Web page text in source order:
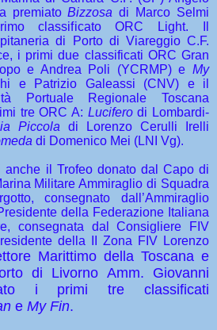
premiatoBizzosa di Marco Selmi
classificato ORC Light. Il
di Porto di Viareggio C.F.
i primi due classificati ORC Gran
e Andrea Poli (YCRMP) eMy
e Patrizio Galeassi (CNV) e il
Portuale Regionale Toscana
tre ORC A: Luciferodi Lombardi-
Piccola di Lorenzo Cerulli Irelli
di Domenico Mei (LNI Vg).
anche il Trofeo donato dal Capo di
Militare Ammiraglio di Squadra
consegnato dall’Ammiraglio
della Federazione Italiana
consegnata dal Consigliere FIV
della II Zona FIV Lorenzo
Marittimo della Toscana e
di Livorno Amm. Giovanni
i primi tre classificati
e My Fin.